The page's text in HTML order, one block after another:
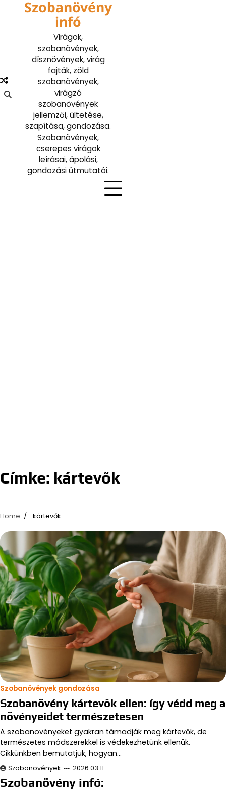
Szobanövény
infó
Virágok,
szobanövények,
dísznövények, virág
fajták, zöld
szobanövények,
virágzó
szobanövények
jellemzői, ültetése,
szapítása, gondozása.
Szobanövények,
cserepes virágok
leírásai, ápolási,
gondozási útmutatói.
Címke: kártevők
Home kártevők
Szobanövények gondozása
Szobanövény kártevők ellen: így védd meg a
növényeidet természetesen
A szobanövényeket gyakran támadják meg kártevők, de
természetes módszerekkel is védekezhetünk ellenük.
Cikkünkben bemutatjuk, hogyan…
Szobanövények 2026.03.11.
Szobanövény infó: